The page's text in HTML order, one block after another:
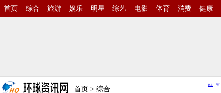
首页 综合 旅游 娱乐 明星 综艺 电影 体育 消费 健康
首页 > 综合